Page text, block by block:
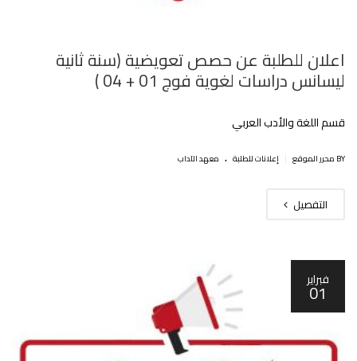
اعلان للطلبة عن حصص تعويضية (سنة ثانية
ليسانس دراسات لغوية فوج 01 + 04 )
قسم اللغة والأدب العربي
BY محرر الموقع إعلانات للطلبة . معهد الآداب
التفصيل
فبراير
01